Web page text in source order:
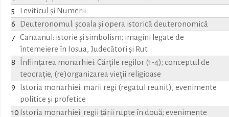
5
Leviticul şi Numerii
6
Deuteronomul: şcoala şi opera istorică deuteronomică
7
Canaanul: istorie şi simbolism; imagini legate de
întemeiere în Iosua, Judecători şi Rut
8
Înfiinţarea monarhiei: Cărţile regilor (1-4); conceptul de
teocraţie, (re)organizarea vieţii religioase
9
Istoria monarhiei: marii regi (regatul reunit), evenimente
politice şi profetice
10 Istoria monarhiei: regii ţării rupte în două; evenimente